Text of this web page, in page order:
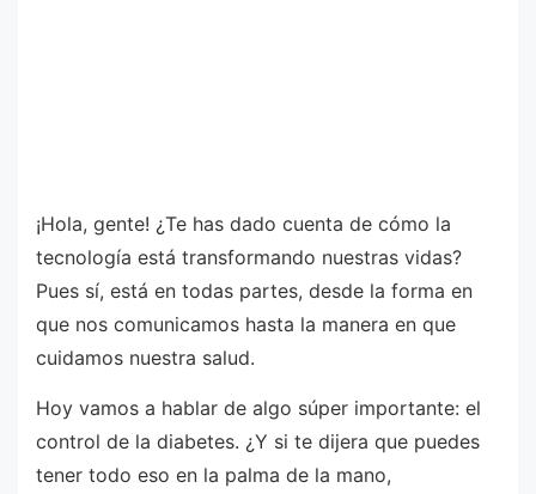
¡Hola, gente! ¿Te has dado cuenta de cómo la
tecnología está transformando nuestras vidas?
Pues sí, está en todas partes, desde la forma en
que nos comunicamos hasta la manera en que
cuidamos nuestra salud.
Hoy vamos a hablar de algo súper importante: el
control de la diabetes. ¿Y si te dijera que puedes
tener todo eso en la palma de la mano,